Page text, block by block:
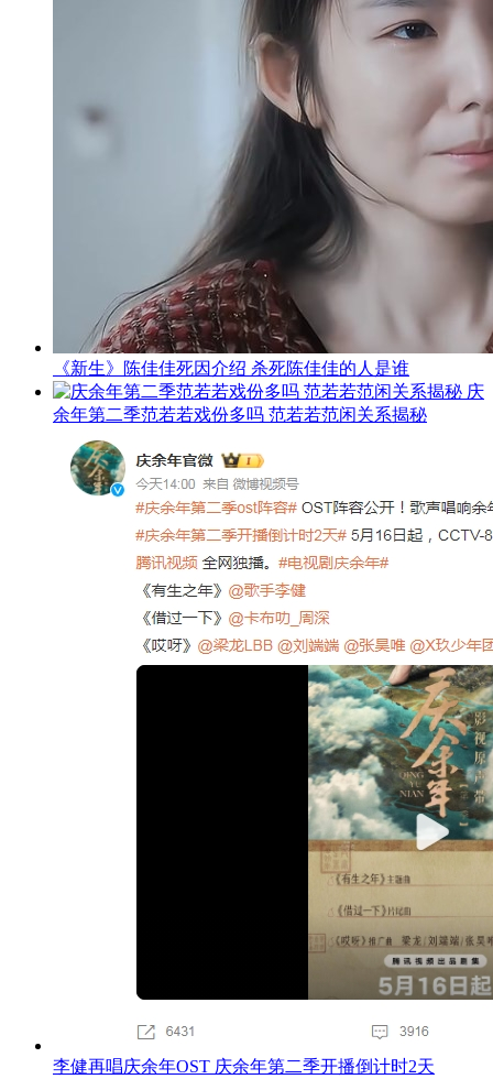
《新生》陈佳佳死因介绍 杀死陈佳佳的人是谁
庆
余年第二季范若若戏份多吗 范若若范闲关系揭秘
李健再唱庆余年OST 庆余年第二季开播倒计时2天